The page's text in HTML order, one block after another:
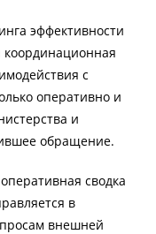
эффективности
координационная
с
оперативно и
и
обращение.
сводка
в
внешней